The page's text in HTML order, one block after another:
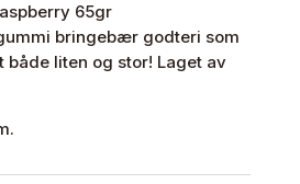
65gr
bringebær godteri som
både liten og stor! Laget av